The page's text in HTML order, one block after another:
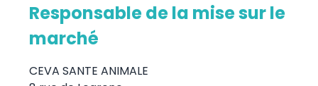
Responsable de la mise sur le
marché
CEVA SANTE ANIMALE